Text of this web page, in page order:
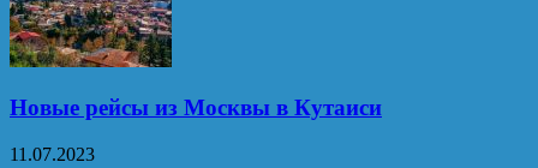
Новые рейсы из Москвы в Кутаиси
11.07.2023